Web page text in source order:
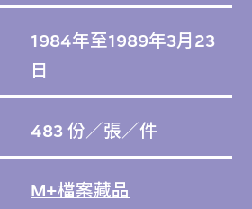
1984年至1989年3月23
日
483 份／張／件
M+檔案藏品